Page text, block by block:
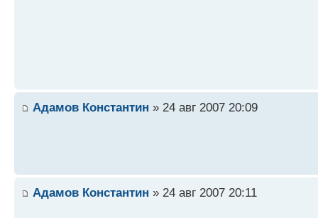
Адамов Константин » 24 авг 2007 20:09
Адамов Константин » 24 авг 2007 20:11